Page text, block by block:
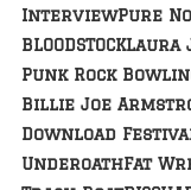
InterviewPure
BLOODSTOCKLaura
Punk Rock
Billie Joe
Download
UnderoathFat